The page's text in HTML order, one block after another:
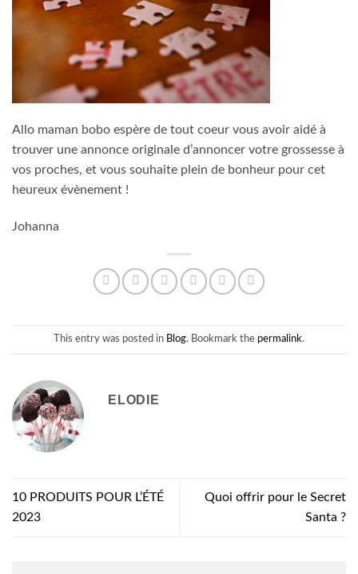
Allo maman bobo espère de tout coeur vous avoir aidé à
trouver une annonce originale d’annoncer votre grossesse à
vos proches, et vous souhaite plein de bonheur pour cet
heureux évènement !
Johanna
This entry was posted in Blog. Bookmark the permalink.
ELODIE
10 PRODUITS POUR L’ÉTÉ
2023
Quoi offrir pour le Secret
Santa ?